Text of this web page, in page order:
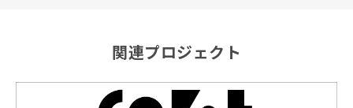
関連プロジェクト